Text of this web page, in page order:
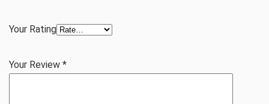
Your Rating
Your Review *